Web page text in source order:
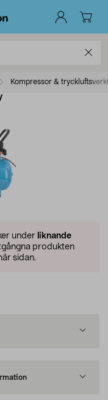
Kompressor &
under liknande
produkten
sidan.